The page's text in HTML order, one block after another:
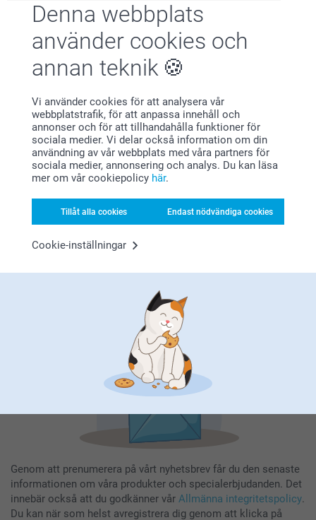
Denna webbplats
använder cookies och
annan teknik
Vi använder cookies för att analysera vår
webbplatstrafik, för att anpassa innehåll och
annonser och för att tillhandahålla funktioner för
sociala medier. Vi delar också information om din
användning av vår webbplats med våra partners för
sociala medier, annonsering och analys. Du kan läsa
mer om vår cookiepolicy här.
Tillåt alla cookies Endast nödvändiga cookies
Cookie-inställningar
Letar du efter inspiration?
Förstklassig kundservice
Genom att prenumerera på vårt nyhetsbrev får du den senaste
informationen om våra produkter och specialerbjudanden. Det
innebär också att du godkänner vår Allmänna integritetspolicy.
Du kan när som helst avregistrera dig genom att klicka på